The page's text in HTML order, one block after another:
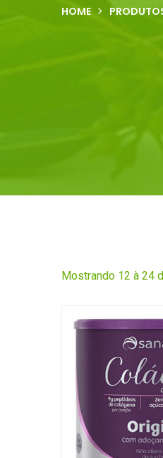
HOME
Mostrando 12 à 24